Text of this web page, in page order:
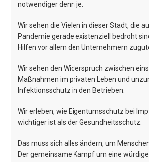
notwendiger denn je.
Wir sehen die Vielen in dieser Stadt, die
Pandemie gerade existenziell bedroht
Hilfen vor allem den Unternehmern
Wir sehen den Widerspruch zwischen
Maßnahmen im privaten Leben und
Infektionsschutz in den Betrieben.
Wir erleben, wie Eigentumsschutz bei
wichtiger ist als der Gesundheitsschutz.
Das muss sich alles ändern, um
Der gemeinsame Kampf um eine würdige